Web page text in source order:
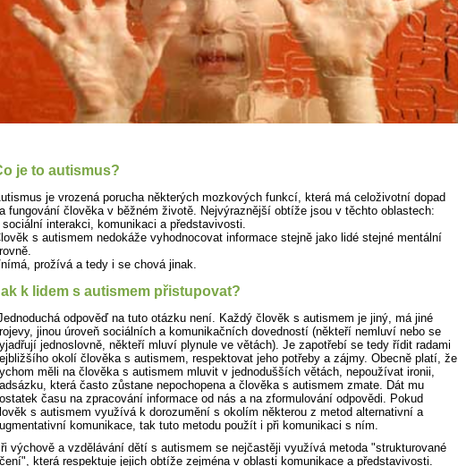
je to autismus?
je vrozená porucha některých mozkových funkcí, která má celoživotní dopad
fungování člověka v běžném životě. Nejvýraznější obtíže jsou v těchto oblastech:
sociální interakci, komunikaci a představivosti.
s autismem nedokáže vyhodnocovat informace stejně jako lidé stejné mentální
prožívá a tedy i se chová jinak.
k lidem s autismem přistupovat?
odpověď na tuto otázku není. Každý člověk s autismem je jiný, má jiné
jinou úroveň sociálních a komunikačních dovedností (někteří nemluví nebo se
jednoslovně, někteří mluví plynule ve větách). Je zapotřebí se tedy řídit radami
okolí člověka s autismem, respektovat jeho potřeby a zájmy. Obecně platí, že
měli na člověka s autismem mluvit v jednodušších větách, nepoužívat ironii,
která často zůstane nepochopena a člověka s autismem zmate. Dát mu
času na zpracování informace od nás a na zformulování odpovědi. Pokud
s autismem využívá k dorozumění s okolím některou z metod alternativní a
komunikace, tak tuto metodu použít i při komunikaci s ním.
výchově a vzdělávání dětí s autismem se nejčastěji využívá metoda "strukturované
která respektuje jejich obtíže zejména v oblasti komunikace a představivosti.